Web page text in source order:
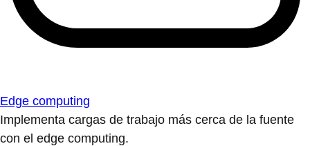
Edge computing
Implementa cargas de trabajo más cerca de la fuente
con el edge computing.